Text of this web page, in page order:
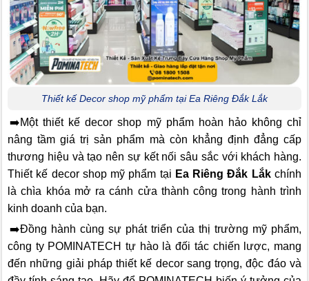
Thiết kế Decor shop mỹ phẩm tại Ea Riêng Đắk Lắk
➡️Một thiết kế decor shop mỹ phẩm hoàn hảo không chỉ
nâng tầm giá trị sản phẩm mà còn khẳng định đẳng cấp
thương hiệu và tạo nên sự kết nối sâu sắc với khách hàng.
Thiết kế decor shop mỹ phẩm tại Ea Riêng Đắk Lắkchính
là chìa khóa mở ra cánh cửa thành công trong hành trình
kinh doanh của bạn.
➡️Đồng hành cùng sự phát triển của thị trường mỹ phẩm,
công ty POMINATECH tự hào là đối tác chiến lược, mang
đến những giải pháp thiết kế decor sang trọng, độc đáo và